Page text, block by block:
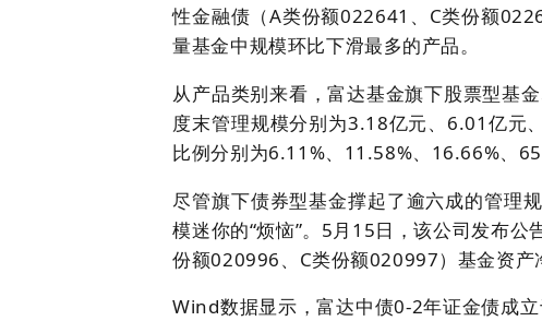
性金融债（A类份额022641、C类份额
量基金中规模环比下滑最多的产品。
从产品类别来看，富达基金旗下股票型基
度末管理规模分别为3.18亿元、6.01亿元
比例分别为6.11%、11.58%、16.66%、
尽管旗下债券型基金撑起了逾六成的管理
模迷你的“烦恼”。5月15日，该公司发布
份额020996、C类份额020997）基金资产
Wind数据显示，富达中债0-2年证金债成